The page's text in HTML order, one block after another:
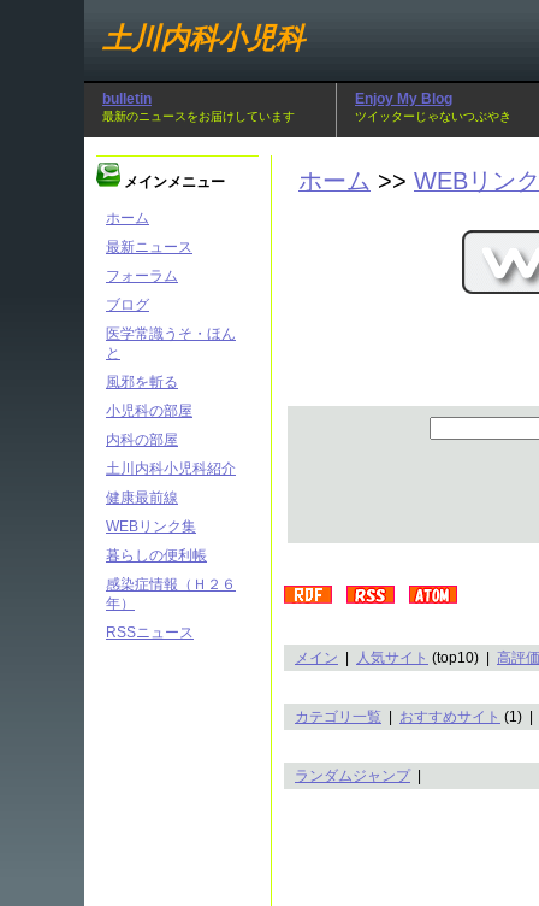
土川内科小児科
bulletin
最新のニュースをお届けしています
Enjoy My Blog
ツイッターじゃないつぶやき
メインメニュー
ホーム
最新ニュース
フォーラム
ブログ
医学常識うそ・ほん
と
風邪を斬る
小児科の部屋
内科の部屋
土川内科小児科紹介
健康最前線
WEBリンク集
暮らしの便利帳
感染症情報（Ｈ２６
年）
RSSニュース
ホーム >> WEBリン
メイン 人気サイト (top10) | 高評
カテゴリ一覧 おすすめサイト (1) |
ランダムジャンプ|